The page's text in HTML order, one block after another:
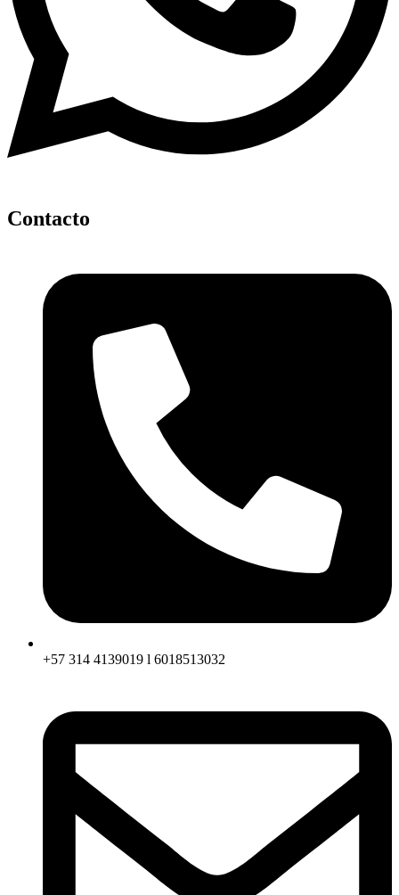
Contacto
+57 314 4139019 l 6018513032